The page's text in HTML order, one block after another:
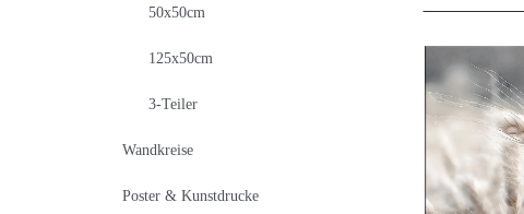
50x50cm
125x50cm
3-Teiler
Wandkreise
Poster & Kunstdrucke